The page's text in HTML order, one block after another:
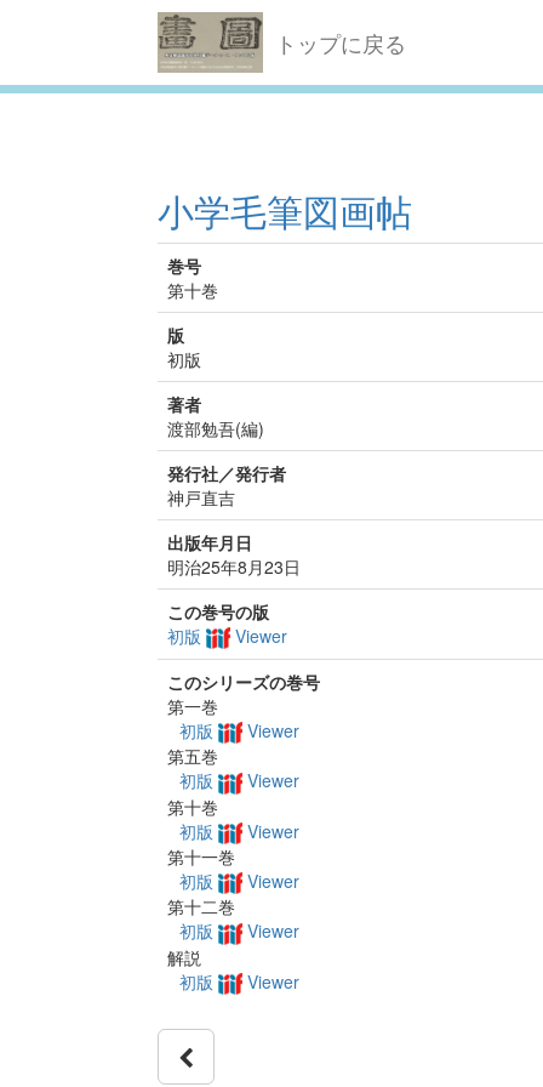
トップに戻る
小学毛筆図画帖
巻号
第十巻
版
初版
著者
渡部勉吾(編)
発行社／発行者
神戸直吉
出版年月日
明治25年8月23日
この巻号の版
初版
Viewer
このシリーズの巻号
第一巻
初版
Viewer
第五巻
初版
Viewer
第十巻
初版
Viewer
第十一巻
初版
Viewer
第十二巻
初版
Viewer
解説
初版
Viewer